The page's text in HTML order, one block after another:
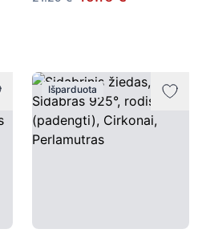
Išparduota